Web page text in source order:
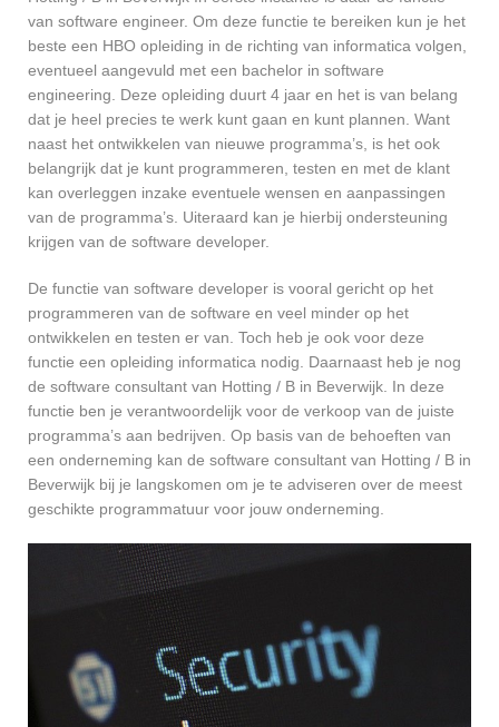
van software engineer. Om deze functie te bereiken kun je het
beste een HBO opleiding in de richting van informatica volgen,
eventueel aangevuld met een bachelor in software
engineering. Deze opleiding duurt 4 jaar en het is van belang
dat je heel precies te werk kunt gaan en kunt plannen. Want
naast het ontwikkelen van nieuwe programma’s, is het ook
belangrijk dat je kunt programmeren, testen en met de klant
kan overleggen inzake eventuele wensen en aanpassingen
van de programma’s. Uiteraard kan je hierbij ondersteuning
krijgen van de software developer.
De functie van software developer is vooral gericht op het
programmeren van de software en veel minder op het
ontwikkelen en testen er van. Toch heb je ook voor deze
functie een opleiding informatica nodig. Daarnaast heb je nog
de software consultant van Hotting / B in Beverwijk. In deze
functie ben je verantwoordelijk voor de verkoop van de juiste
programma’s aan bedrijven. Op basis van de behoeften van
een onderneming kan de software consultant van Hotting / B in
Beverwijk bij je langskomen om je te adviseren over de meest
geschikte programmatuur voor jouw onderneming.